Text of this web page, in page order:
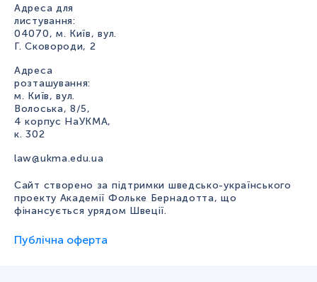
Адреса для
листування:
04070, м. Київ, вул.
Г. Сковороди, 2
Адреса
розташування:
м. Київ, вул.
Волоська, 8/5,
4 корпус НаУКМА,
к. 302
law@ukma.edu.ua
Сайт створено за підтримки шведсько-українського
проекту Академії Фольке Бернадотта, що
фінансується урядом Швеції.
Публічна оферта